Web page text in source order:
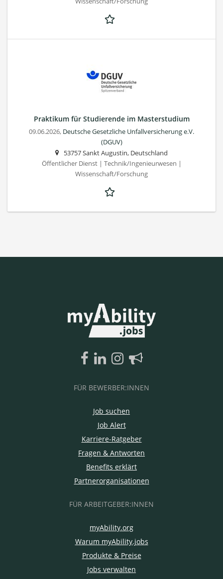
Praktikum für Studierende im Masterstudium
09.06.2026, Deutsche Gesetzliche Unfallversicherung e.V.
(DGUV)
53757 Sankt Augustin, Deutschland
Öffentlicher Dienst | Technik/Ingenieurwesen |
Wissenschaft/Forschung
FÜR BEWERBER:INNEN
Job suchen
Job Alert
Karriere-Ratgeber
Fragen & Antworten
Benefits erklärt
Partnerorganisationen
FÜR ARBEITGEBER:INNEN
myAbility.org
Warum myAbility.jobs
Produkte & Preise
Jobs verwalten